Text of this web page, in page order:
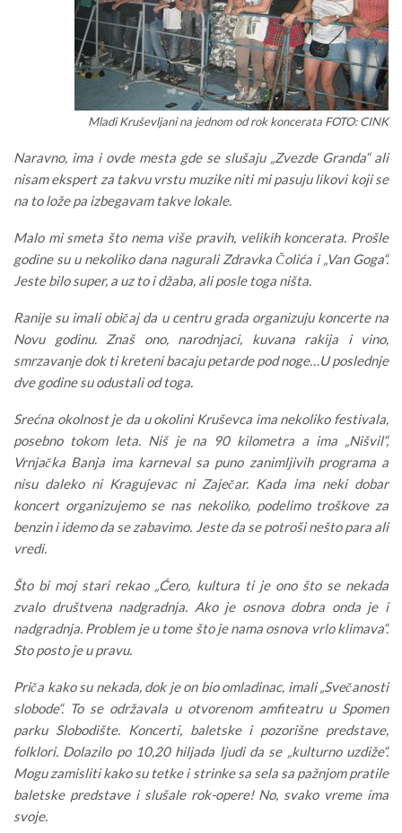
Mladi Kruševljani na jednom od rok koncerata FOTO: CINK
Naravno, ima i ovde mesta gde se slušaju „Zvezde Granda“ ali
nisam ekspert za takvu vrstu muzike niti mi pasuju likovi koji se
na to lože pa izbegavam takve lokale.
Malo mi smeta što nema više pravih, velikih koncerata. Prošle
godine su u nekoliko dana nagurali Zdravka Čolića i „Van Goga“.
Jeste bilo super, a uz to i džaba, ali posle toga ništa.
Ranije su imali običaj da u centru grada organizuju koncerte na
Novu godinu. Znaš ono, narodnjaci, kuvana rakija i vino,
smrzavanje dok ti kreteni bacaju petarde pod noge…U poslednje
dve godine su odustali od toga.
Srećna okolnost je da u okolini Kruševca ima nekoliko festivala,
posebno tokom leta. Niš je na 90 kilometra a ima „Nišvil“,
Vrnjačka Banja ima karneval sa puno zanimljivih programa a
nisu daleko ni Kragujevac ni Zaječar. Kada ima neki dobar
koncert organizujemo se nas nekoliko, podelimo troškove za
benzin i idemo da se zabavimo. Jeste da se potroši nešto para ali
vredi.
Što bi moj stari rekao „Ćero, kultura ti je ono što se nekada
zvalo društvena nadgradnja. Ako je osnova dobra onda je i
nadgradnja. Problem je u tome što je nama osnova vrlo klimava“.
Sto posto je u pravu.
Priča kako su nekada, dok je on bio omladinac, imali „Svečanosti
slobode“. To se održavala u otvorenom amfiteatru u Spomen
parku Slobodište. Koncerti, baletske i pozorišne predstave,
folklori. Dolazilo po 10,20 hiljada ljudi da se „kulturno uzdiže“.
Mogu zamisliti kako su tetke i strinke sa sela sa pažnjom pratile
baletske predstave i slušale rok-opere! No, svako vreme ima
svoje.